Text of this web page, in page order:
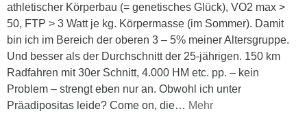
athletischer Körperbau (= genetisches Glück), VO2 max >
50, FTP > 3 Watt je kg. Körpermasse (im Sommer). Damit
bin ich im Bereich der oberen 3 – 5% meiner Altersgruppe.
Und besser als der Durchschnitt der 25-jährigen. 150 km
Radfahren mit 30er Schnitt, 4.000 HM etc. pp. – kein
Problem – strengt eben nur an. Obwohl ich unter
Präadipositas leide? Come on, die… Mehr